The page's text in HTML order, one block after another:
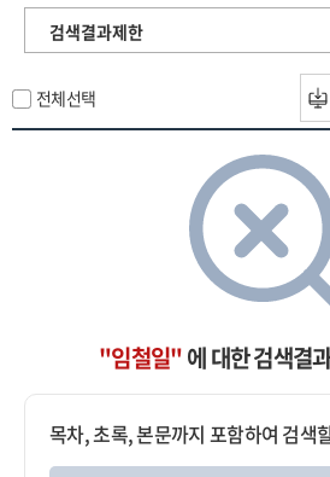
검색결과제한
전체선택
"임철일"에 대한 검색결
목차, 초록, 본문까지 포함하여 검색